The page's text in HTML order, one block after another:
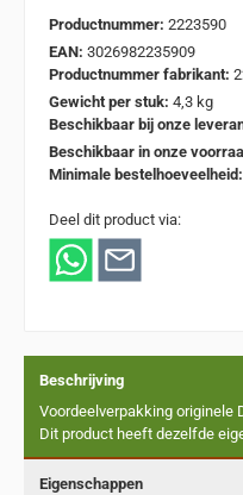
Productnummer: 2223590
EAN: 3026982235909
Productnummer fabrikant:
Gewicht per stuk: 4,3 kg
Beschikbaar bij onze
Beschikbaar in onze
Minimale bestelhoeveelheid:
Deel dit product via:
Beschrijving
Voordeelverpakking originele
Dit product heeft dezelfde
Eigenschappen